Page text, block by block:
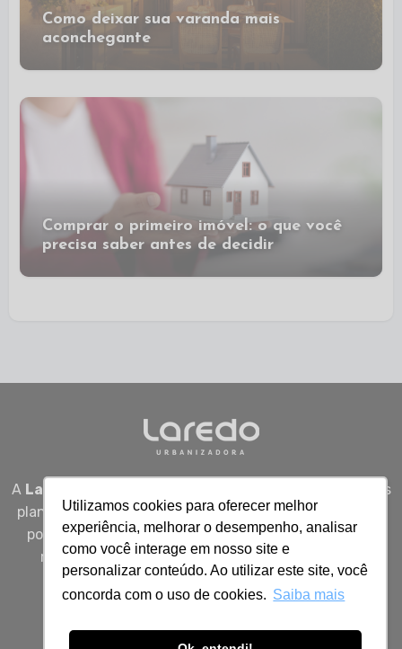
Utilizamos cookies para oferecer melhor
experiência, melhorar o desempenho, analisar
como você interage em nosso site e
personalizar conteúdo. Ao utilizar este site, você
concorda com o uso de cookies. Saiba mais
Como deixar sua varanda mais
aconchegante
Comprar o primeiro imóvel: o que você
precisa saber antes de decidir
A Laredo Urbanizadora
desenvolve empreendimentos
planejados em Sergipe, unindo qualidade, segurança e
potencial real de valorização para quem busca viver
melhor, investir bem e construir patrimônio com
inteligência.